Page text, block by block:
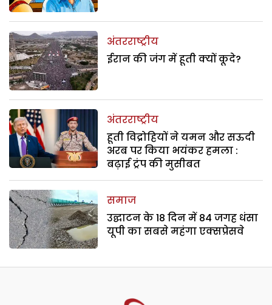
अंतरराष्ट्रीय
ईरान की जंग में हूती क्यों कूदे?
अंतरराष्ट्रीय
हूती विद्रोहियों ने यमन और सऊदी
अरब पर किया भयंकर हमला :
बढ़ाई ट्रंप की मुसीबत
समाज
उद्घाटन के 18 दिन में 84 जगह धंसा
यूपी का सबसे महंगा एक्सप्रेसवे